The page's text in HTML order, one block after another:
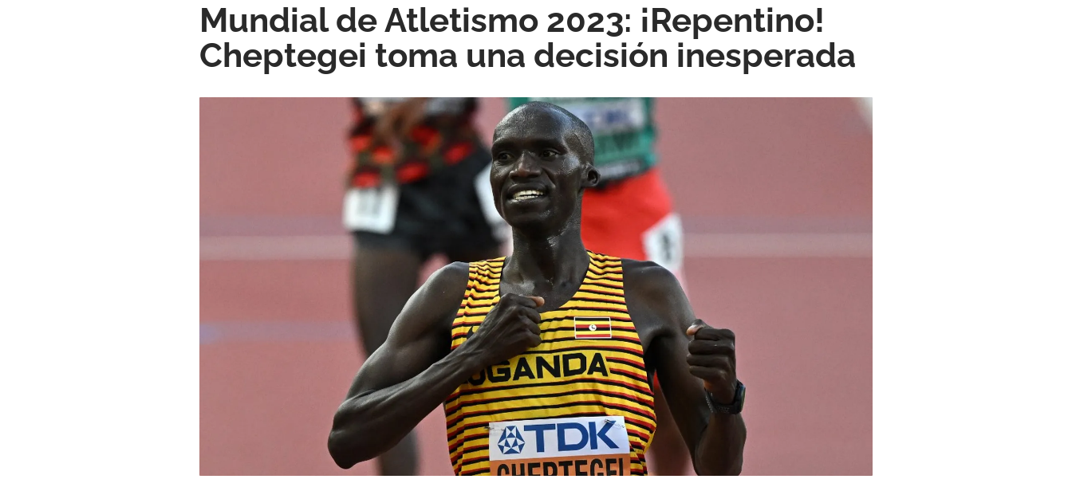
Mundial de Atletismo 2023: ¡Repentino!
Cheptegei toma una decisión inesperada